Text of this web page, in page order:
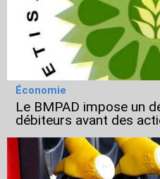
Économie
Le BMPAD impose un
débiteurs avant des